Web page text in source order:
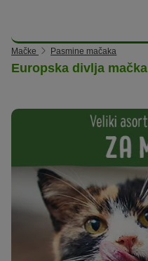
Mačke Pasmine mačaka
Europska divlja mačka